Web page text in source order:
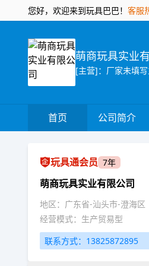
您好，欢迎来到玩具巴巴！ 客服
萌商玩具实业
[主营]：厂家未填
首页 公司简介
玩具通会员 7年
萌商玩具实业有限公司
地区：广东省-汕头市-澄海区
经营模式：生产贸易型
联系方式：13825872895